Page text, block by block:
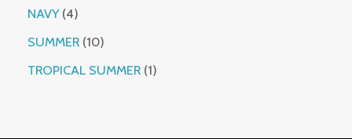
NAVY 44 productos
SUMMER 1010 productos
TROPICAL SUMMER 11 producto